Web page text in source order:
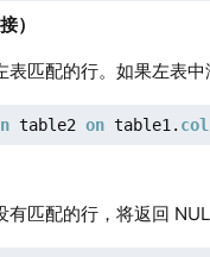
）
匹配的行。如果左表中
table2 on table1.
匹配的行，将返回